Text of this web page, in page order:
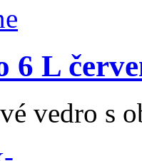
6 L
vedro s